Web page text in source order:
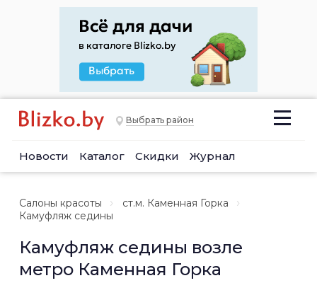
Выбрать район
Новости Каталог Скидки Журнал
Салоны красоты
ст.м. Каменная Горка
Камуфляж седины
Камуфляж седины возле
метро Каменная Горка